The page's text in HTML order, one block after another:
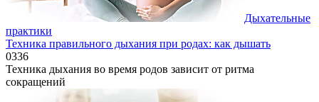
Дыхательные
практики
Техника правильного дыхания при родах: как дышать
0336
Техника дыхания во время родов зависит от ритма
сокращений